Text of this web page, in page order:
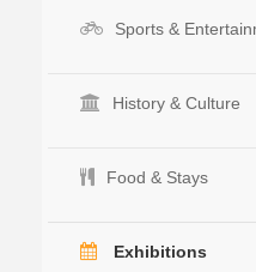
Sports &
History & Culture
Food & Stays
Exhibitions